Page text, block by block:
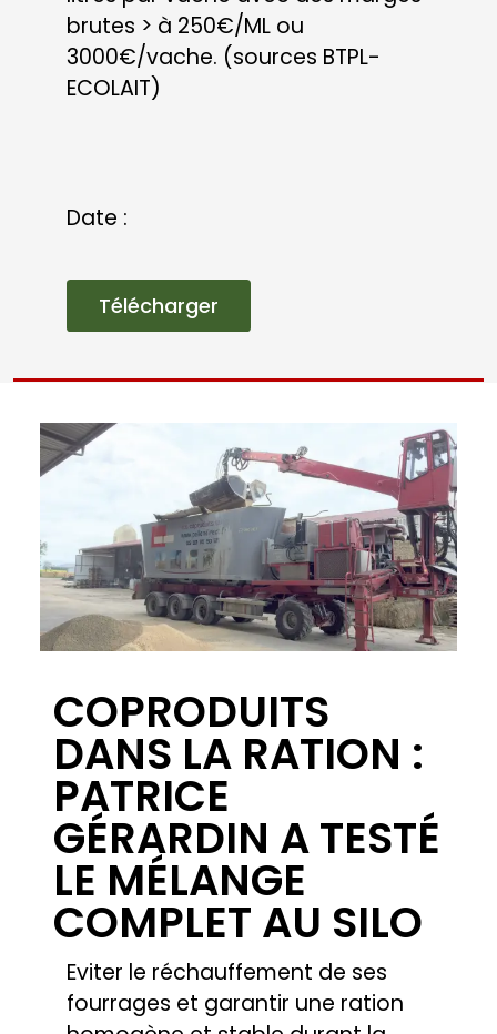
Liens rapides
Qui sommes nous?
Presse/Reportages
Contactez-nous
Nous contacter
Siège social : 13 RUE BAILLY 54000 NANCY
Bureau : 61 Rue Principale 54760 Bey sur Seille
Email : dneige@orange.fr
Tel : 06 80 53 81 38
Mentions légales